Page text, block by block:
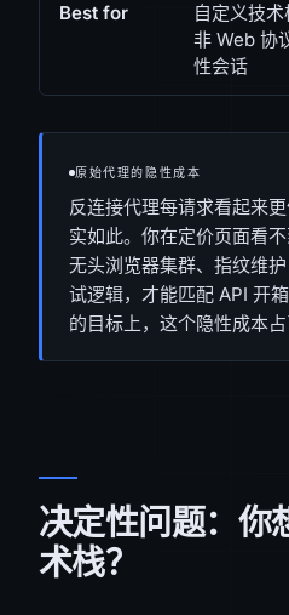
Best for
自定义技术
非 Web 协
性会话
原始代理的隐性成本
反连接代理每请求看起来
实如此。你在定价页面看不
无头浏览器集群、指纹维
试逻辑，才能匹配 API 开
的目标上，这个隐性成本占
决定性问题：你
术栈？